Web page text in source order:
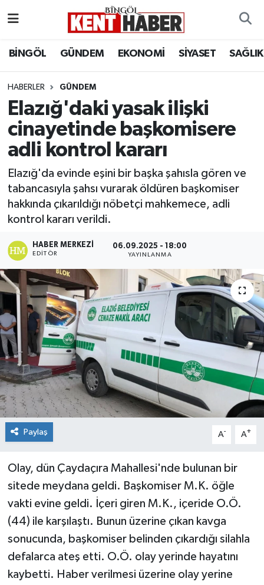
BİNGÖL GÜNDEM EKONOMİ SİYASET SAĞLIK
HABERLER GÜNDEM
Elazığ'daki yasak ilişki
cinayetinde başkomisere
adli kontrol kararı
Elazığ'da evinde eşini bir başka şahısla gören ve
tabancasıyla şahsı vurarak öldüren başkomiser
hakkında çıkarıldığı nöbetçi mahkemece, adli
kontrol kararı verildi.
HABER MERKEZI
EDITÖR
06.09.2025 - 18:00
YAYINLANMA
Paylaş A- A+
Olay, dün Çaydaçıra Mahallesi'nde bulunan bir
sitede meydana geldi. Başkomiser M.K. öğle
vakti evine geldi. İçeri giren M.K., içeride O.Ö.
(44) ile karşılaştı. Bunun üzerine çıkan kavga
sonucunda, başkomiser belinden çıkardığı silahla
defalarca ateş etti. O.Ö. olay yerinde hayatını
kaybetti. Haber verilmesi üzerine olay yerine
BİLİM-TEKNOLOJİ
DÜNYA
EĞİTİM
GENÇ
GÜNDEM
KARLIOVA
KİĞI
MERKEZ
RESMİ İLANLAR
SAĞLIK
SİYASET
SOLHAN
SPOR
YEDİSU
Bingöl Hava Durumu
Bingöl Namaz Vakitleri
Bingöl Trafik Yoğunluk Haritası
Tüm Manşetler
Son Dakika Haberleri
Haber Arşivi